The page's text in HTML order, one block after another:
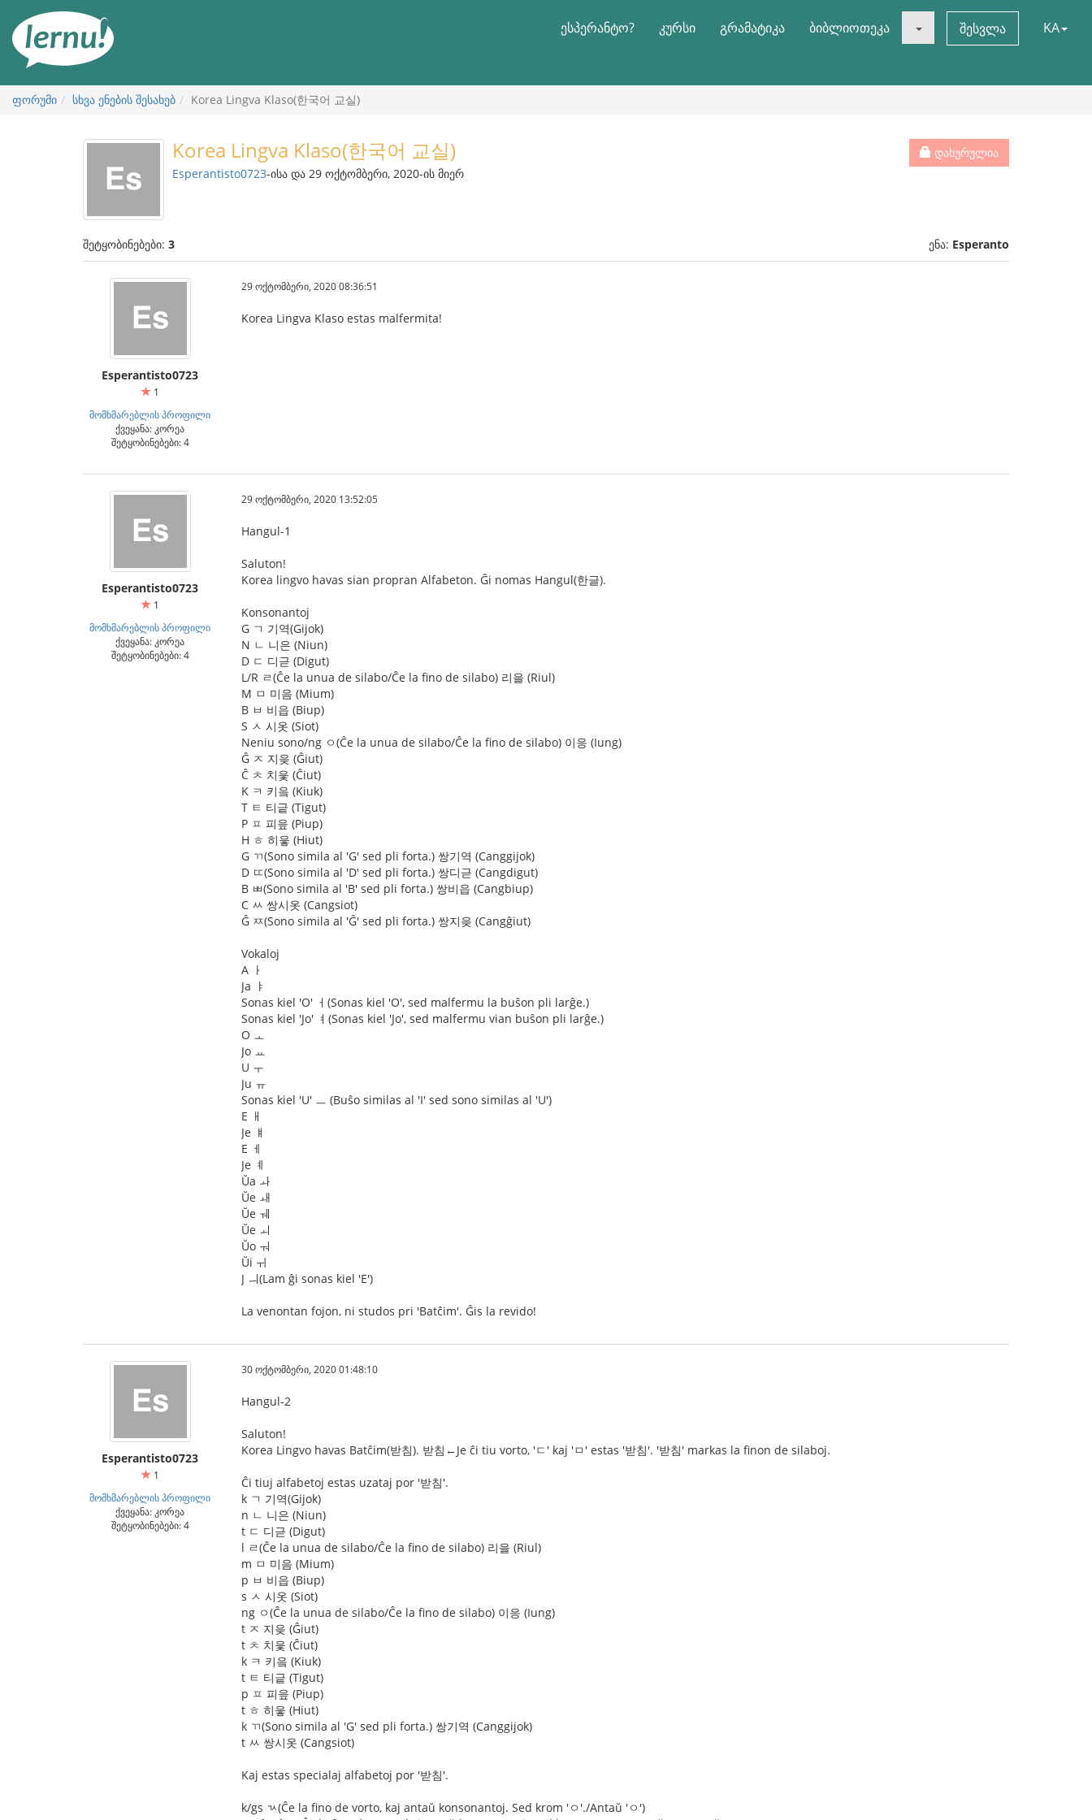
ნახვა
ესპერანტო? კურსი გრამატიკა ბიბლიოთეკა შესვლა KA
ფორუმი სხვა ენების შესახებ Korea Lingva Klaso(한국어 교실)
დახურულია
Korea Lingva Klaso(한국어 교실)
Esperantisto0723-ისა და 29 ოქტომბერი, 2020-ის მიერ
შეტყობინებები: 3 ენა: Esperanto
Esperantisto0723
1
მომხმარებლის პროფილი
ქვეყანა: კორეა
შეტყობინებები: 4
29 ოქტომბერი, 2020 08:36:51
Korea Lingva Klaso estas malfermita!
Esperantisto0723
1
მომხმარებლის პროფილი
ქვეყანა: კორეა
შეტყობინებები: 4
29 ოქტომბერი, 2020 13:52:05
Hangul-1
Saluton!
Korea lingvo havas sian propran Alfabeton. Ĝi nomas Hangul(한글).
Konsonantoj
G ㄱ 기역(Gijok)
N ㄴ 니은 (Niun)
D ㄷ 디귿 (Digut)
L/R ㄹ(Ĉe la unua de silabo/Ĉe la fino de silabo) 리을 (Riul)
M ㅁ 미음 (Mium)
B ㅂ 비읍 (Biup)
S ㅅ 시옷 (Siot)
Neniu sono/ng ㅇ(Ĉe la unua de silabo/Ĉe la fino de silabo) 이응 (Iung)
Ĝ ㅈ 지읒 (Ĝiut)
Ĉ ㅊ 치읓 (Ĉiut)
K ㅋ 키읔 (Kiuk)
T ㅌ 티긑 (Tigut)
P ㅍ 피읖 (Piup)
H ㅎ 히읗 (Hiut)
G ㄲ(Sono simila al 'G' sed pli forta.) 쌍기역 (Canggijok)
D ㄸ(Sono simila al 'D' sed pli forta.) 쌍디귿 (Cangdigut)
B ㅃ(Sono simila al 'B' sed pli forta.) 쌍비읍 (Cangbiup)
C ㅆ 쌍시옷 (Cangsiot)
Ĝ ㅉ(Sono simila al 'Ĝ' sed pli forta.) 쌍지읒 (Cangĝiut)
Vokaloj
A ㅏ
Ja ㅑ
Sonas kiel 'O' ㅓ(Sonas kiel 'O', sed malfermu la buŝon pli larĝe.)
Sonas kiel 'Jo' ㅕ(Sonas kiel 'Jo', sed malfermu vian buŝon pli larĝe.)
O ㅗ
Jo ㅛ
U ㅜ
Ju ㅠ
Sonas kiel 'U' ㅡ (Buŝo similas al 'I' sed sono similas al 'U')
E ㅐ
Je ㅒ
E ㅔ
Je ㅖ
Ŭa ㅘ
Ŭe ㅙ
Ŭe ㅞ
Ŭe ㅚ
Ŭo ㅝ
Ŭi ㅟ
J ㅢ(Lam ĝi sonas kiel 'E')
La venontan fojon, ni studos pri 'Batĉim'. Ĝis la revido!
Esperantisto0723
1
მომხმარებლის პროფილი
ქვეყანა: კორეა
შეტყობინებები: 4
30 ოქტომბერი, 2020 01:48:10
Hangul-2
Saluton!
Korea Lingvo havas Batĉim(받침). 받침←Je ĉi tiu vorto, 'ㄷ' kaj 'ㅁ' estas '받침'. '받침' markas la finon de silaboj.
Ĉi tiuj alfabetoj estas uzataj por '받침'.
k ㄱ 기역(Gijok)
n ㄴ 니은 (Niun)
t ㄷ 디귿 (Digut)
l ㄹ(Ĉe la unua de silabo/Ĉe la fino de silabo) 리을 (Riul)
m ㅁ 미음 (Mium)
p ㅂ 비읍 (Biup)
s ㅅ 시옷 (Siot)
ng ㅇ(Ĉe la unua de silabo/Ĉe la fino de silabo) 이응 (Iung)
t ㅈ 지읒 (Ĝiut)
t ㅊ 치읓 (Ĉiut)
k ㅋ 키읔 (Kiuk)
t ㅌ 티긑 (Tigut)
p ㅍ 피읖 (Piup)
t ㅎ 히읗 (Hiut)
k ㄲ(Sono simila al 'G' sed pli forta.) 쌍기역 (Canggijok)
t ㅆ 쌍시옷 (Cangsiot)
Kaj estas specialaj alfabetoj por '받침'.
k/gs ㄳ(Ĉe la fino de vorto, kaj antaŭ konsonantoj. Sed krom 'ㅇ'./Antaŭ 'ㅇ')